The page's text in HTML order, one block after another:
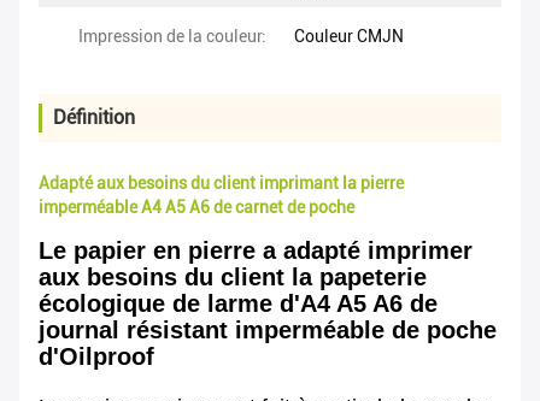
Impression de la couleur: Couleur CMJN
Définition
Adapté aux besoins du client imprimant la pierre
imperméable A4 A5 A6 de carnet de poche
Le papier en pierre a adapté imprimer
aux besoins du client la papeterie
écologique de larme d'A4 A5 A6 de
journal résistant imperméable de poche
d'Oilproof